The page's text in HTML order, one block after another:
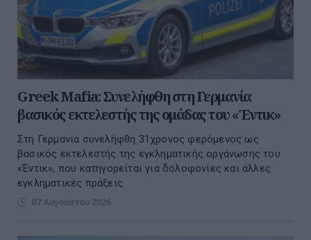
Greek Mafia: Συνελήφθη στη Γερμανία
βασικός εκτελεστής της ομάδας του «Έντικ»
Στη Γερμανία συνελήφθη 31χρονος φερόμενος ως
βασικός εκτελεστής της εγκληματικής οργάνωσης του
«Έντικ», που κατηγορείται για δολοφονίες και άλλες
εγκληματικές πράξεις.
07 Αυγούστου 2026